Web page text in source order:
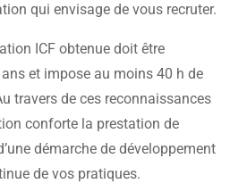
qui envisage de vous recruter.
ICF obtenue doit être
et impose au moins 40 h de
travers de ces reconnaissances
conforte la prestation de
démarche de développement
de vos pratiques.